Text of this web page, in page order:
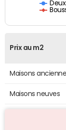
Prix au m2
Maisons
Maisons neuves